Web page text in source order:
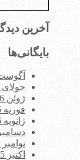
آخرین
بایگانی‌ها
آگوست
جولای 2026
ژوئن 2026
فوریه 2026
ژانویه 2026
دسامبر 2025
نوامبر 2025
اکتبر 2025